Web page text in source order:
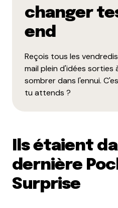
changer
end
Reçois tous les
mail plein d'idées sorties
sombrer dans l'ennui.
tu attends ?
Ils étaient
dernière
Surprise